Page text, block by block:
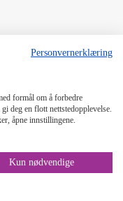
Personvernerklæring
formål om å forbedre
deg en flott nettstedopplevelse.
åpne innstillingene.
Kun nødvendige